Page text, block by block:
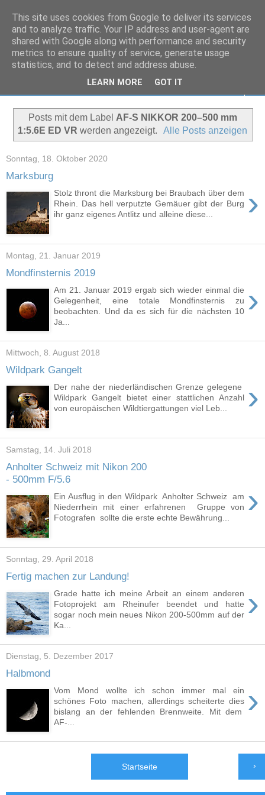
Markus Peters
Wohin nur mit all den Bildern?
Posts mit dem Label AF-S NIKKOR 200–500 mm
1:5.6E ED VR werden angezeigt. Alle Posts anzeigen
Sonntag, 18. Oktober 2020
Marksburg
›
Stolz thront die Marksburg bei Braubach über dem
Rhein. Das hell verputzte Gemäuer gibt der Burg
ihr ganz eigenes Antlitz und alleine diese...
Montag, 21. Januar 2019
Mondfinsternis 2019
›
Am 21. Januar 2019 ergab sich wieder einmal die
Gelegenheit, eine totale Mondfinsternis zu
beobachten. Und da es sich für die nächsten 10
Ja...
Mittwoch, 8. August 2018
Wildpark Gangelt
›
Der nahe der niederländischen Grenze gelegene
Wildpark Gangelt bietet einer stattlichen Anzahl
von europäischen Wildtiergattungen viel Leb...
Samstag, 14. Juli 2018
Anholter Schweiz mit Nikon 200
- 500mm F/5.6
›
Ein Ausflug in den Wildpark Anholter Schweiz am
Niederrhein mit einer erfahrenen Gruppe von
Fotografen sollte die erste echte Bewährung...
Sonntag, 29. April 2018
Fertig machen zur Landung!
›
Grade hatte ich meine Arbeit an einem anderen
Fotoprojekt am Rheinufer beendet und hatte
sogar noch mein neues Nikon 200-500mm auf der
Ka...
Dienstag, 5. Dezember 2017
Halbmond
›
Vom Mond wollte ich schon immer mal ein
schönes Foto machen, allerdings scheiterte dies
bislang an der fehlenden Brennweite. Mit dem
AF-...
›
Startseite
This site uses cookies from Google to deliver its services
and to analyze traffic. Your IP address and user-agent are
shared with Google along with performance and security
metrics to ensure quality of service, generate usage
statistics, and to detect and address abuse.
LEARN MORE GOT IT